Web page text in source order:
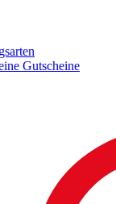
Gutscheine